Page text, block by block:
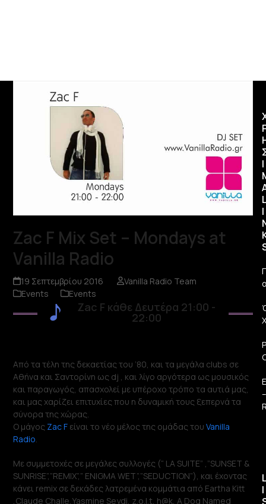
Zac F Mix Set – Mondays at
Vanilla Radio
19 Σεπτεμβρίου 2016
Vanilla Radio Team
Events
Events
Zac F κάθε Δευτέρα 21:00 -
22:00
Από τα τέλη της δεκαετίας του ’80, και τα μεγάλα clubs σε
Αθήνα και Σαντορίνη ως dj , και λίγο αργότερα ως μουσικός
και παραγωγός, απασχολεί με υπέροχο τρόπο τα αυτιά μας,
και μας χαρίζει επιτυχίες που η δυναμική τους ξεπερνά τα
σύνορα της χώρας.
Ο μάγος Zac F είναι το νέο μέλος της ομάδας τουVanilla
Radio
Με συμμετοχές σε μεγάλες συλλογές (“ LA SUITE” ,”SUNSET &
SUNRISE”,”REMIX”,” ENIGMA WET”,”SEDUCTION”), και έχοντας
κάνει remix σε δεκάδες λατρεμένα κομμάτια από Eartha Kitt
,Claude Challe,Yasmine Seydi, z.o.l.t, h@k, A Dog Named
Ι
I
–
I